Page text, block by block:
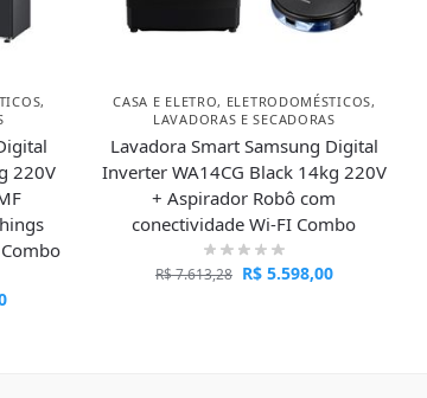
,
220V
CASA E ELETRO, ELETRODOMÉSTICOS,
LAVADORAS E SECADORAS
Lavadora Smart Samsung Digital
Inverter WA14CG Black 14kg 220V
+ Aspirador Robô com
conectividade Wi-FI Combo
R$7.613,28 R$5.598,00